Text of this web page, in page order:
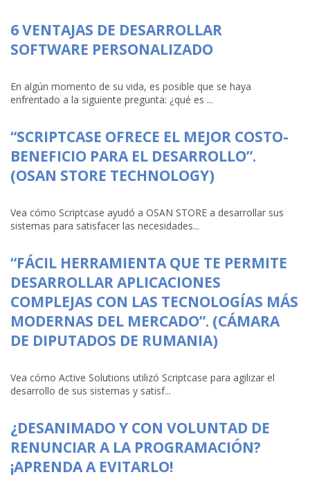
6 VENTAJAS DE DESARROLLAR
SOFTWARE PERSONALIZADO
En algún momento de su vida, es posible que se haya
enfrentado a la siguiente pregunta: ¿qué es ...
“SCRIPTCASE OFRECE EL MEJOR COSTO-
BENEFICIO PARA EL DESARROLLO”.
(OSAN STORE TECHNOLOGY)
Vea cómo Scriptcase ayudó a OSAN STORE a desarrollar sus
sistemas para satisfacer las necesidades...
“FÁCIL HERRAMIENTA QUE TE PERMITE
DESARROLLAR APLICACIONES
COMPLEJAS CON LAS TECNOLOGÍAS MÁS
MODERNAS DEL MERCADO”. (CÁMARA
DE DIPUTADOS DE RUMANIA)
Vea cómo Active Solutions utilizó Scriptcase para agilizar el
desarrollo de sus sistemas y satisf...
¿DESANIMADO Y CON VOLUNTAD DE
RENUNCIAR A LA PROGRAMACIÓN?
¡APRENDA A EVITARLO!